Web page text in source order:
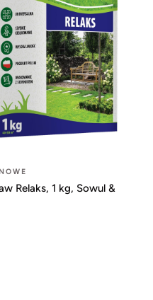
Relaks, 1 kg, Sowul &